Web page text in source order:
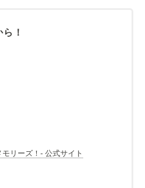
！
リーズ！- 公式サイト